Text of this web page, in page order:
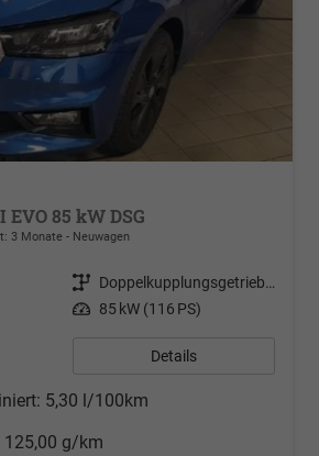
EVO 85 kW DSG
3 Monate Neuwagen
Getriebe
Doppelkupplungsgetriebe (DSG)
Leistung 85 kW (116 PS)
Details
5,30 l/100km
125,00 g/km